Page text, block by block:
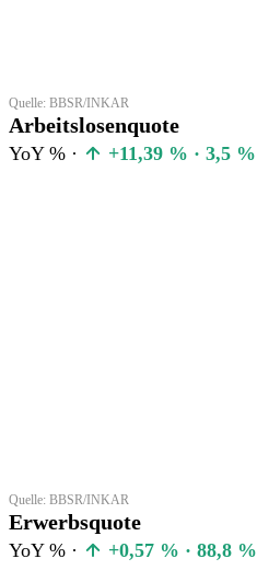
Quelle: BBSR/INKAR
Arbeitslosenquote
YoY % · +11,39 % · 3,5 %
Quelle: BBSR/INKAR
Erwerbsquote
YoY % · +0,57 % · 88,8 %